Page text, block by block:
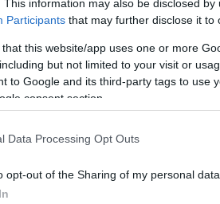
This information may also be disclosed
Participants that may further disclose it to
that this website/app uses one or more
but not limited to your visit or
to Google and its third-party tags to use
consent section.
Data Processing Opt Outs
opt-out of the Sharing of my personal data.
et opérationnels
Unisavait annulé les surtaxes
Trumpavait dépassé les
la voie à un processus de
les systèmes informatiques